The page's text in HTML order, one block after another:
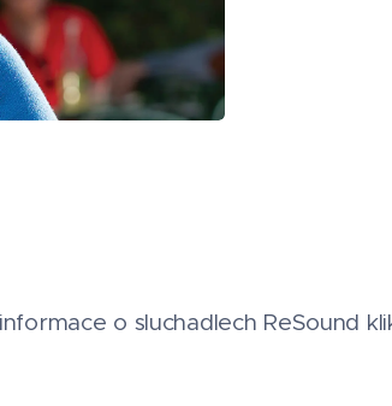
o sluchadlech ReSound